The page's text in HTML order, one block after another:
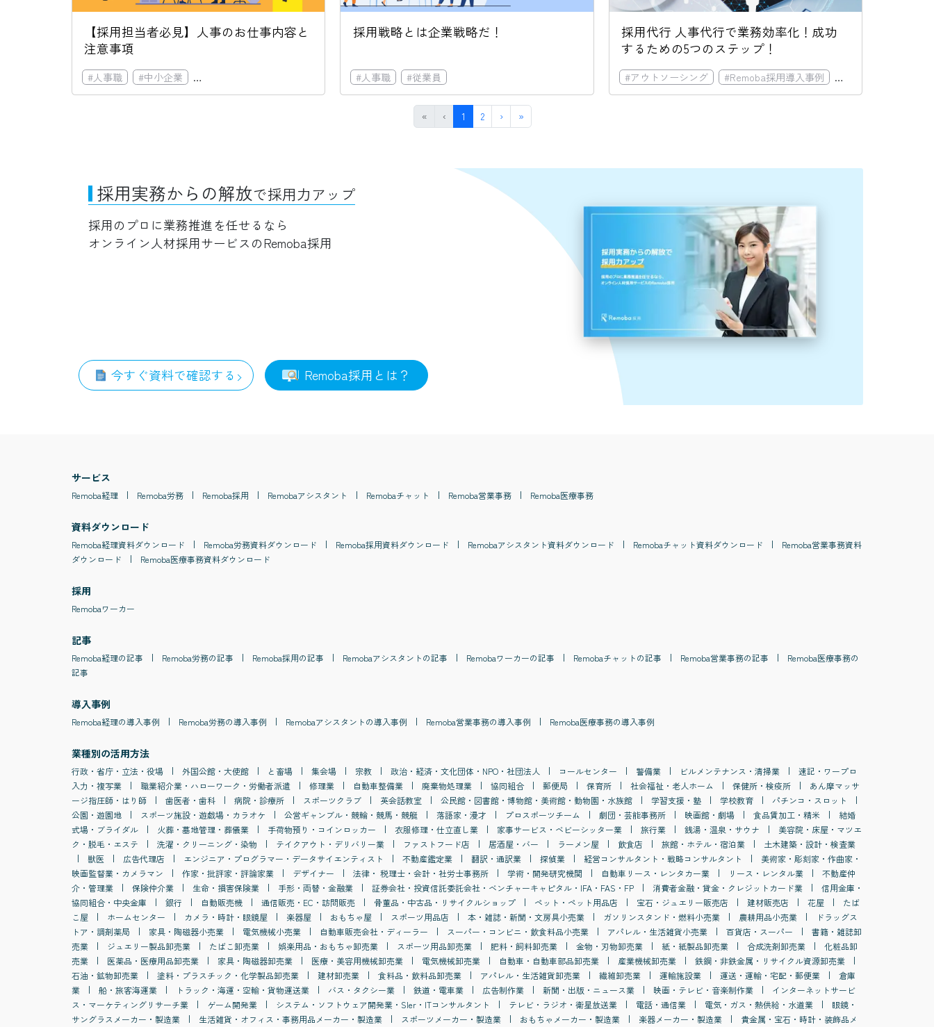
【採用担当者必見】人事のお仕事内容と
注意事項
#人事職 #中小企業 #
採用戦略とは企業戦略だ！
#人事職 #従業員
採用代行 人事代行で業務効率化！成功
するための5つのステップ！
#アウトソーシング #Remoba採用導入事例 #
«First‹Previous
1 (current)
2 ›Next
»Last
採用実務からの解放で採用力アップ
採用のプロに業務推進を任せるなら
オンライン人材採用サービスのRemoba採用
今すぐ資料で確認する Remoba採用 とは？
サービス
Remoba経理 Remoba労務 Remoba採用 Remobaアシスタント Remobaチャット Remoba営業事務 Remoba医療事務
資料ダウンロード
Remoba経理資料ダウンロード Remoba労務資料ダウンロード Remoba採用資料ダウンロード Remobaアシスタント資料ダウンロード Remobaチャット資料ダウンロード Remoba営業事務資料
ダウンロード
Remoba医療事務資料ダウンロード
採用
Remobaワーカー
記事
Remoba経理の記事 Remoba労務の記事 Remoba採用の記事 Remobaアシスタントの記事 Remobaワーカーの記事 Remobaチャットの記事 Remoba営業事務の記事 Remoba医療事務の
記事
導入事例
Remoba経理の導入事例 Remoba労務の導入事例 Remobaアシスタントの導入事例 Remoba営業事務の導入事例 Remoba医療事務の導入事例
業種別の活用方法
行政・省庁・立法・役場 外国公館・大使館 と畜場 集会場 宗教 政治・経済・文化団体・NPO・社団法人 コールセンター 警備業 ビルメンテナンス・清掃業
速記・ワープロ
入力・複写業
職業紹介業・ハローワーク・労働者派遣 修理業 自動車整備業 廃棄物処理業 協同組合 郵便局 保育所 社会福祉・老人ホーム 保健所・検疫所
あん摩マッサ
ージ指圧師・はり師
歯医者・歯科 病院・診療所 スポーツクラブ 英会話教室 公民館・図書館・博物館・美術館・動物園・水族館 学習支援・塾 学校教育
パチンコ・スロット
公園・遊園地
スポーツ施設・遊戯場・カラオケ 公営ギャンブル・競輪・競馬・競艇 落語家・漫才 プロスポーツチーム 劇団・芸能事務所 映画館・劇場 食品賃加工・精米
結婚
式場・ブライダル
火葬・墓地管理・葬儀業 手荷物預り・コインロッカー 衣服修理・仕立直し業 家事サービス・ベビーシッター業 旅行業 銭湯・温泉・サウナ
美容院・床屋・マツエ
ク・脱毛・エステ
洗濯・クリーニング・染物 テイクアウト・デリバリー業 ファストフード店 居酒屋・バー ラーメン屋 飲食店 旅館・ホテル・宿泊業
土木建築・設計・検査業
獣医
広告代理店 エンジニア・プログラマー・データサイエンティスト 不動産鑑定業 翻訳・通訳業 探偵業 経営コンサルタント・戦略コンサルタント
美術家・彫刻家・作曲家・
映画監督業・カメラマン
作家・批評家・評論家業 デザイナー 法律・ 税理士・会計・社労士事務所 学術・開発研究機関 自動車リース・レンタカー業 リース・レンタル業
不動産仲
介・管理業
保険仲介業 生命・損害保険業 手形・両替・金融業 証券会社・投資信託委託会社・ベンチャーキャピタル・IFA・FAS・FP 消費者金融・貸金・クレジットカード業
信用金庫・
協同組合・中央金庫
銀行 自動販売機 通信販売・EC・訪問販売 骨董品・中古品・リサイクルショップ ペット・ペット用品店 宝石・ジュエリー販売店 建材販売店 花屋
たば
こ屋
ホームセンター カメラ・時計・眼鏡屋 楽器屋 おもちゃ屋 スポーツ用品店 本・雑誌・新聞・文房具小売業 ガソリンスタンド・燃料小売業 農耕用品小売業
ドラッグス
トア・調剤薬局
家具・陶磁器小売業 電気機械小売業 自動車販売会社・ディーラー スーパー・コンビニ・飲食料品小売業 アパレル・生活雑貨小売業 百貨店・スーパー
書籍・雑誌卸
売業
ジュエリー製品卸売業 たばこ卸売業 娯楽用品・おもちゃ卸売業 スポーツ用品卸売業 肥料・飼料卸売業 金物・刃物卸売業 紙・紙製品卸売業 合成洗剤卸売業
化粧品卸
売業
医薬品・医療用品卸売業 家具・陶磁器卸売業 医療・美容用機械卸売業 電気機械卸売業 自動車・自動車部品卸売業 産業機械卸売業
鉄鋼・非鉄金属・リサイクル資源卸売業
石油・鉱物卸売業
塗料・プラスチック・化学製品卸売業 建材卸売業 食料品・飲料品卸売業 アパレル・生活雑貨卸売業 繊維卸売業 運輸施設業 運送・運輸・宅配・郵便業
倉庫
業
船・旅客海運業 トラック・海運・空輸・貨物運送業 バス・タクシー業 鉄道・電車業 広告制作業 新聞・出版・ニュース業 映画・テレビ・音楽制作業
インターネットサービ
ス・マーケティングリサーチ業
ゲーム開発業 システム・ソフトウェア開発業・SIer・ITコンサルタント テレビ・ラジオ・衛星放送業 電話・通信業 電気・ガス・熱供給・水道業
眼鏡・
サングラスメーカー・製造業
生活雑貨・オフィス・事務用品メーカー・製造業 スポーツメーカー・製造業 おもちゃメーカー・製造業 楽器メーカー・製造業 貴金属・宝石・時計・装飾品メ